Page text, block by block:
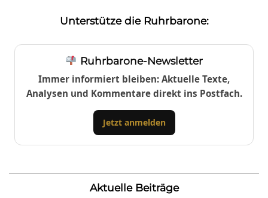
Unterstütze die Ruhrbarone:
Ruhrbarone-Newsletter
Immer informiert bleiben: Aktuelle Texte,
Analysen und Kommentare direkt ins Postfach.
Jetzt anmelden
Aktuelle Beiträge